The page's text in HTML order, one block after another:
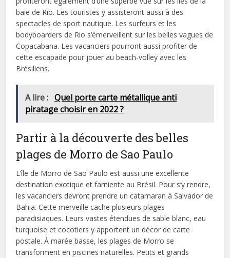
baie de Rio. Les touristes y assisteront aussi à des
spectacles de sport nautique. Les surfeurs et les
bodyboarders de Rio s’émerveillent sur les belles vagues de
Copacabana. Les vacanciers pourront aussi profiter de
cette escapade pour jouer au beach-volley avec les
Brésiliens.
A lire : Quel porte carte métallique anti
piratage choisir en 2022 ?
Partir à la découverte des belles
plages de Morro de Sao Paulo
L’île de Morro de Sao Paulo est aussi une excellente
destination exotique et farniente au Brésil. Pour s’y rendre,
les vacanciers devront prendre un catamaran à Salvador de
Bahia. Cette merveille cache plusieurs plages
paradisiaques. Leurs vastes étendues de sable blanc, eau
turquoise et cocotiers y apportent un décor de carte
postale. À marée basse, les plages de Morro se
transforment en piscines naturelles. Petits et grands